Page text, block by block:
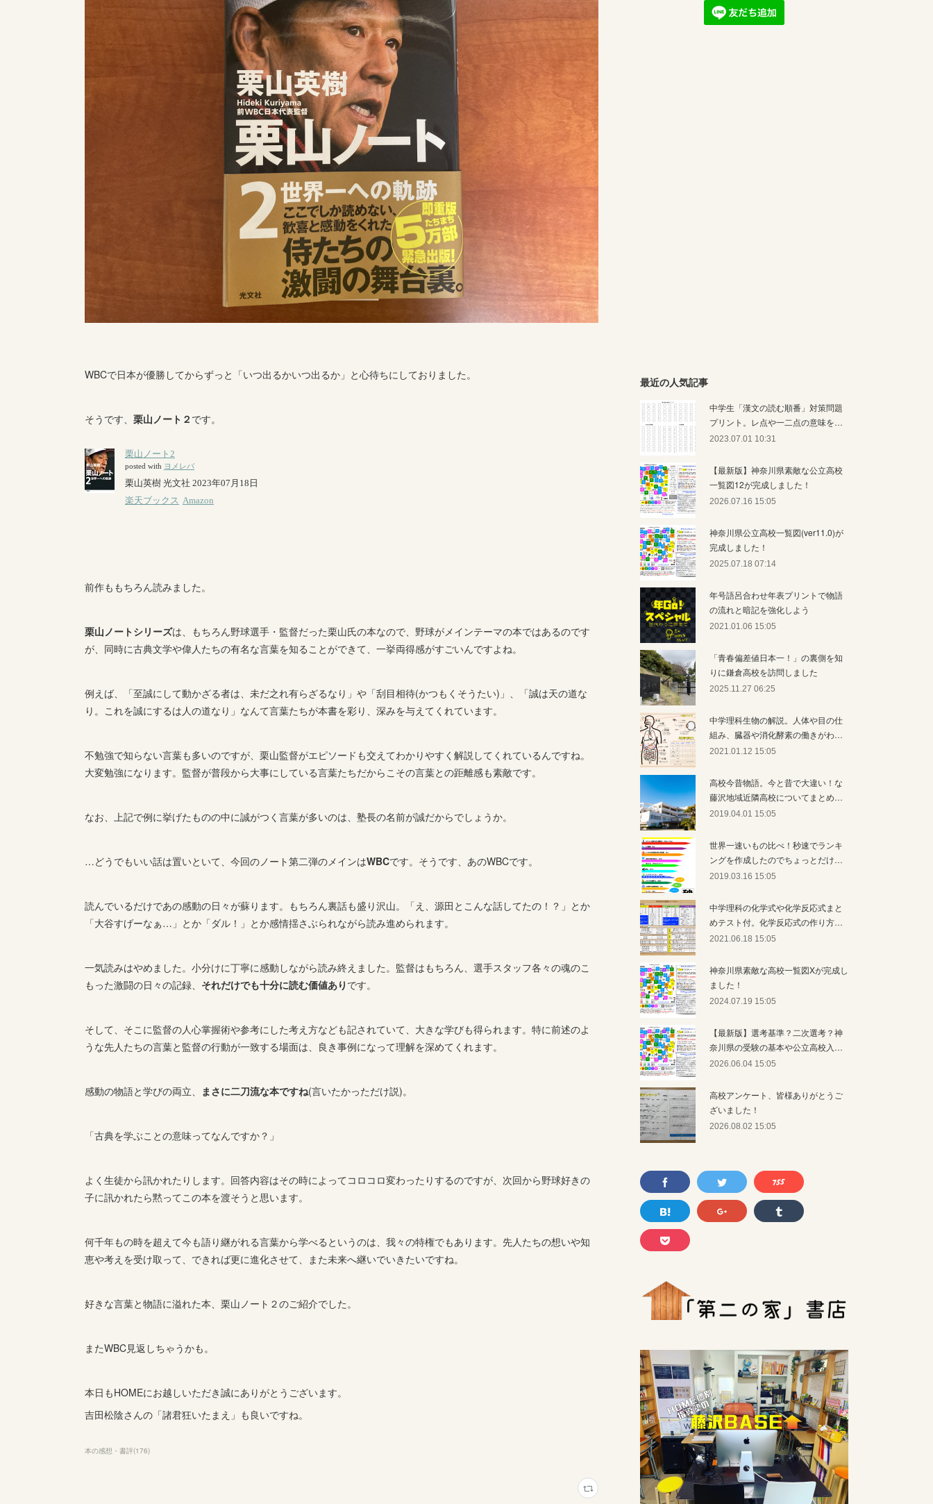
WBCで日本が優勝してからずっと「いつ出るかいつ出るか」と心待ちにしておりました。
そうです、 栗山ノート２ です。
前作ももちろん読みました。
栗山ノートシリーズは、もちろん野球選手・監督だった栗山氏の本なので、野球がメインテーマの本ではあるのです
が、同時に古典文学や偉人たちの有名な言葉を知ることができて、一挙両得感がすごいんですよね。
例えば、「至誠にして動かざる者は、未だ之れ有らざるなり」や「刮目相待(かつもくそうたい)」、「誠は天の道な
り。これを誠にするは人の道なり」なんて言葉たちが本書を彩り、深みを与えてくれています。
不勉強で知らない言葉も多いのですが、栗山監督がエピソードも交えてわかりやすく解説してくれているんですね。
大変勉強になります。監督が普段から大事にしている言葉たちだからこその言葉との距離感も素敵です。
なお、上記で例に挙げたものの中に誠がつく言葉が多いのは、塾長の名前が誠だからでしょうか。
…どうでもいい話は置いといて、今回のノート第二弾のメインはWBCです。そうです、あのWBCです。
読んでいるだけであの感動の日々が蘇ります。もちろん裏話も盛り沢山。「え、源田とこんな話してたの！？」とか
「大谷すげーなぁ…」とか「ダル！」とか感情揺さぶられながら読み進められます。
一気読みはやめました。小分けに丁寧に感動しながら読み終えました。監督はもちろん、選手スタッフ各々の魂のこ
もった激闘の日々の記録、 それだけでも十分に読む価値あり です。
そして、そこに監督の人心掌握術や参考にした考え方なども記されていて、大きな学びも得られます。特に前述のよ
うな先人たちの言葉と監督の行動が一致する場面は、良き事例になって理解を深めてくれます。
感動の物語と学びの両立、 まさに二刀流な本ですね(言いたかっただけ説)。
「古典を学ぶことの意味ってなんですか？」
よく生徒から訊かれたりします。回答内容はその時によってコロコロ変わったりするのですが、次回から野球好きの
子に訊かれたら黙ってこの本を渡そうと思います。
何千年もの時を超えて今も語り継がれる言葉から学べるというのは、我々の特権でもあります。先人たちの想いや知
恵や考えを受け取って、できれば更に進化させて、また未来へ継いでいきたいですね。
好きな言葉と物語に溢れた本、栗山ノート２のご紹介でした。
またWBC見返しちゃうかも。
本日もHOMEにお越しいただき誠にありがとうございます。
吉田松陰さんの「諸君狂いたまえ」も良いですね。
本の感想・書評(176)
最近の人気記事
中学生「漢文の読む順番」対策問題
プリント。レ点や一二点の意味を…
2023.07.01 10:31
【最新版】神奈川県素敵な公立高校
一覧図12が完成しました！
2026.07.16 15:05
神奈川県公立高校一覧図(ver11.0)が
完成しました！
2025.07.18 07:14
年号語呂合わせ年表プリントで物語
の流れと暗記を強化しよう
2021.01.06 15:05
「青春偏差値日本一！」の裏側を知
りに鎌倉高校を訪問しました
2025.11.27 06:25
中学理科生物の解説。人体や目の仕
組み、臓器や消化酵素の働きがわ…
2021.01.12 15:05
高校今昔物語。今と昔で大違い！な
藤沢地域近隣高校についてまとめ…
2019.04.01 15:05
世界一速いもの比べ！秒速でランキ
ングを作成したのでちょっとだけ…
2019.03.16 15:05
中学理科の化学式や化学反応式まと
めテスト付。化学反応式の作り方…
2021.06.18 15:05
神奈川県素敵な高校一覧図Xが完成し
ました！
2024.07.19 15:05
【最新版】選考基準？二次選考？神
奈川県の受験の基本や公立高校入…
2026.06.04 15:05
高校アンケート、皆様ありがとうご
ざいました！
2026.08.02 15:05